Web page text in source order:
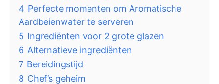
4 Perfecte momenten om Aromatische
Aardbeienwater te serveren
5 Ingrediënten voor 2 grote glazen
6 Alternatieve ingrediënten
7 Bereidingstijd
8 Chef’s geheim